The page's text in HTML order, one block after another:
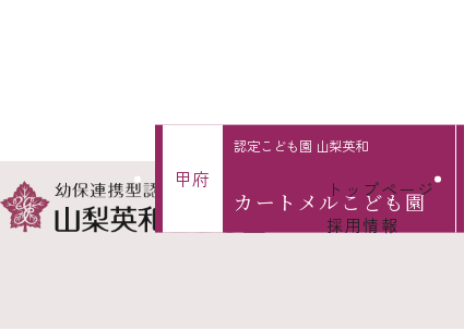
甲府
認定こども園 山梨英和
カートメルこども園
トップページ
採用情報